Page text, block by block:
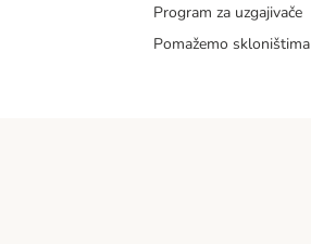
Program za uzgajivače
Pomažemo skloništima